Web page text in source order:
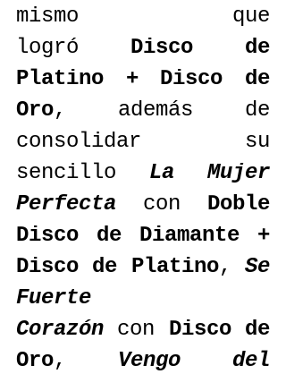
mismo que
logró Disco de
Platino + Disco de
Oro, además de
consolidar su
sencillo La Mujer
Perfecta con Doble
Disco de Diamante +
Disco de Platino, Se
Fuerte
Corazón con Disco de
Oro, Vengo del